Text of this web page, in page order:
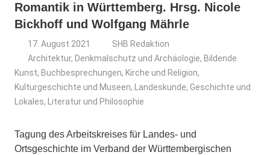
Romantik in Württemberg. Hrsg. Nicole
Bickhoff und Wolfgang Mährle
17. August 2021
SHB Redaktion
Architektur, Denkmalschutz und Archäologie, Bildende
Kunst, Buchbesprechungen, Kirche und Religion,
Kulturgeschichte und Museen,
Landeskunde, Geschichte und
Lokales, Literatur und Philosophie
Tagung des Arbeitskreises für Landes- und
Ortsgeschichte im Verband der Württembergischen